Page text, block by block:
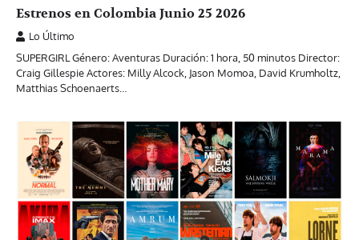
Estrenos en Colombia Junio 25 2026
Lo Último
SUPERGIRL Género: Aventuras Duración: 1 hora, 50 minutos Director:
Craig Gillespie Actores: Milly Alcock, Jason Momoa, David Krumholtz,
Matthias Schoenaerts…